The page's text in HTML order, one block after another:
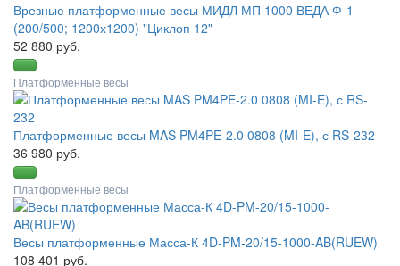
Врезные платформенные весы МИДЛ МП 1000 ВЕДА Ф-1
(200/500; 1200х1200) "Циклоп 12"
52 880 руб.
Платформенные весы
Платформенные весы MAS PM4PE-2.0 0808 (MI-E), с RS-232
36 980 руб.
Платформенные весы
Весы платформенные Масса-К 4D-PM-20/15-1000-AB(RUEW)
108 401 руб.